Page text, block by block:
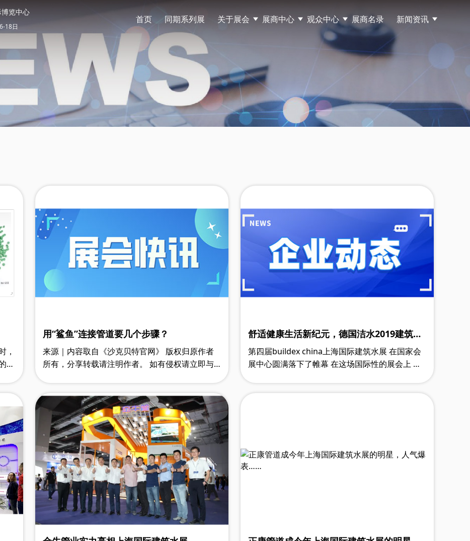
览中心
18日
首页 同期系列展 关于展会 展商中心 观众中心 展商名录 新闻资讯
，
那
用“鲨鱼”连接管道要几个步骤？
来源｜内容取自《沙克贝特官网》 版权归原作者
所有，分享转载请注明作者。 如有侵权请立即与
舒适健康生活新纪元，德国洁水2019建筑水
展精彩大秀
第四届buildex china上海国际建筑水展 在国家会
展中心圆满落下了帷幕 在这场国际性的展会上 汇